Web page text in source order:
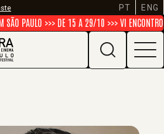
PT ENG
SÃO PAULO >>> DE 15 A 29/10 >>> VI